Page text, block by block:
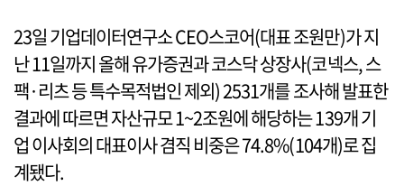
23일 기업데이터연구소 CEO스코어(대표 조원만)가 지
난 11일까지 올해 유가증권과 코스닥 상장사(코넥스, 스
팩·리츠 등 특수목적법인 제외) 2531개를 조사해 발표한
결과에 따르면 자산규모 1~2조원에 해당하는 139개 기
업 이사회의 대표이사 겸직 비중은 74.8%(104개)로 집
계됐다.